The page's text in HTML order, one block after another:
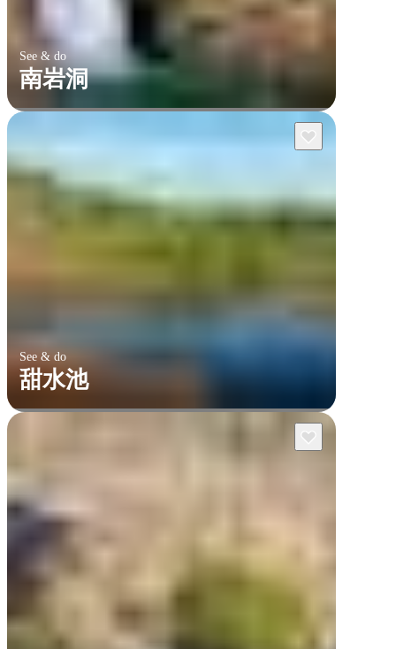
See & do
南岩洞
See & do
甜水池